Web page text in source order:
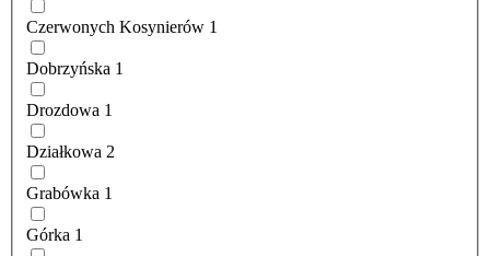
Czerwonych Kosynierów 1
Dobrzyńska 1
Drozdowa 1
Działkowa 2
Grabówka 1
Górka 1